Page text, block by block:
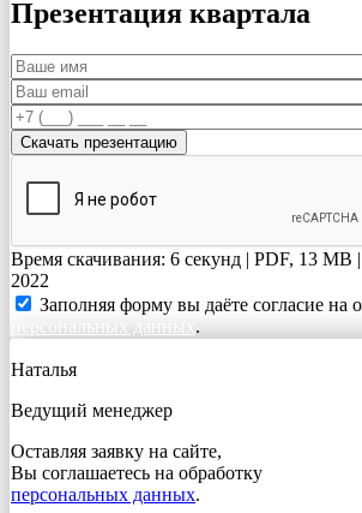
Презентация квартала
Время скачивания: 6 секунд | PDF, 13
2022
Заполняя форму вы даёте согласие на
персональных данных .
Наталья
Ведущий менеджер
Оставляя заявку на сайте,
Вы соглашаетесь на обработку
персональных данных.